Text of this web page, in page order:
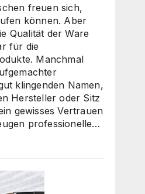
freuen sich,
können. Aber
Qualität der Ware
für die
Manchmal
klingenden Namen,
Hersteller oder Sitz
gewisses Vertrauen
professionelle…